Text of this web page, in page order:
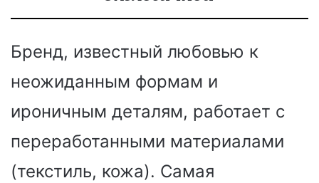
Бренд, известный любовью к
неожиданным формам и
ироничным деталям, работает с
переработанными материалами
(текстиль, кожа). Самая